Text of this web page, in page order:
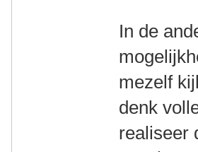
In de
mezelf
denk
realiseer